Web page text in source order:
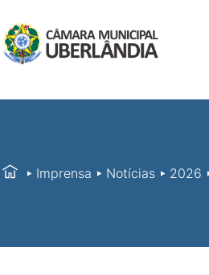
Imprensa Notícias 2026